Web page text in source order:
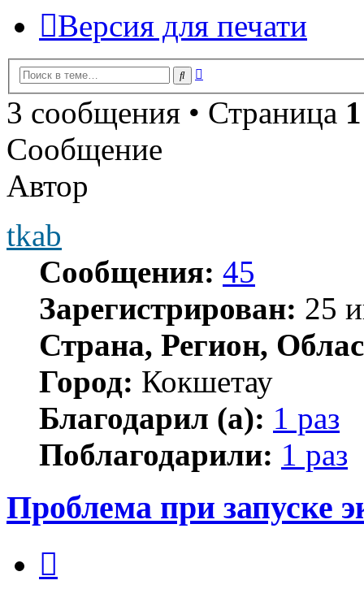
Версия для печати
Поиск
3 сообщения • Страница 1
Сообщение
Автор
tkab
Сообщения: 45
Зарегистрирован: 25
Страна, Регион,
Город: Кокшетау
Благодарил (а): 1 раз
Поблагодарили: 1 раз
Проблема при запуске